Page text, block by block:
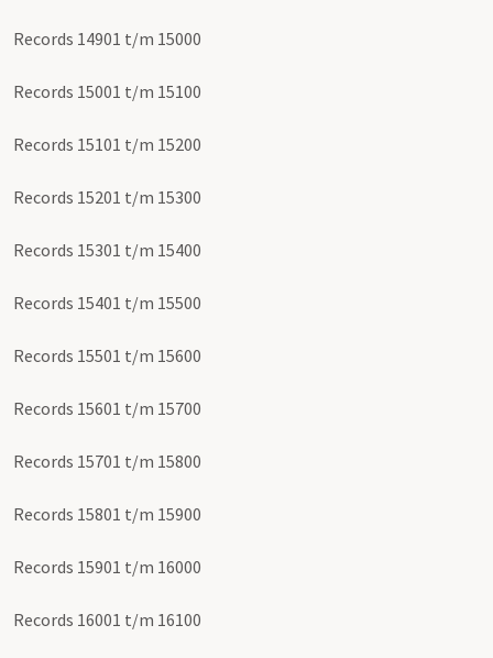
Records 14901 t/m 15000
Records 15001 t/m 15100
Records 15101 t/m 15200
Records 15201 t/m 15300
Records 15301 t/m 15400
Records 15401 t/m 15500
Records 15501 t/m 15600
Records 15601 t/m 15700
Records 15701 t/m 15800
Records 15801 t/m 15900
Records 15901 t/m 16000
Records 16001 t/m 16100